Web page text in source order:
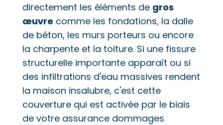
directement les éléments de gros
œuvre comme les fondations, la dalle
de béton, les murs porteurs ou encore
la charpente et la toiture. Si une fissure
structurelle importante apparaît ou si
des infiltrations d'eau massives rendent
la maison insalubre, c'est cette
couverture qui est activée par le biais
de votre assurance dommages